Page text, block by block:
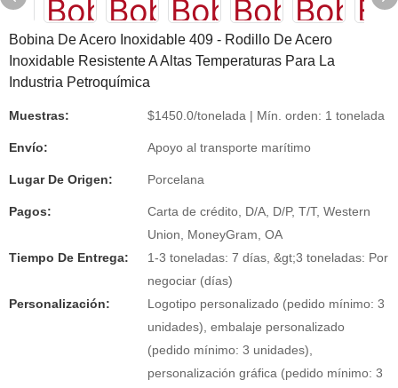
Bobina De Acero Inoxidable 409 - Rodillo De Acero
Inoxidable Resistente A Altas Temperaturas Para La
Industria Petroquímica
Muestras: $1450.0/tonelada | Mín. orden: 1 tonelada
Envío: Apoyo al transporte marítimo
Lugar De Origen: Porcelana
Pagos:
Carta de crédito, D/A, D/P, T/T, Western
Union, MoneyGram, OA
Tiempo De Entrega:
1-3 toneladas: 7 días, &gt;3 toneladas: Por
negociar (días)
Personalización:
Logotipo personalizado (pedido mínimo: 3
unidades), embalaje personalizado
(pedido mínimo: 3 unidades),
personalización gráfica (pedido mínimo: 3